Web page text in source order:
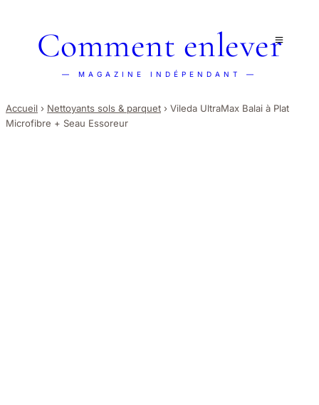
Comment enlever
— MAGAZINE INDÉPENDANT —
Accueil › Nettoyants sols & parquet › Vileda UltraMax Balai à Plat
Microfibre + Seau Essoreur